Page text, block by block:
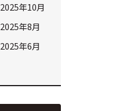
2025年10月
2025年8月
2025年6月